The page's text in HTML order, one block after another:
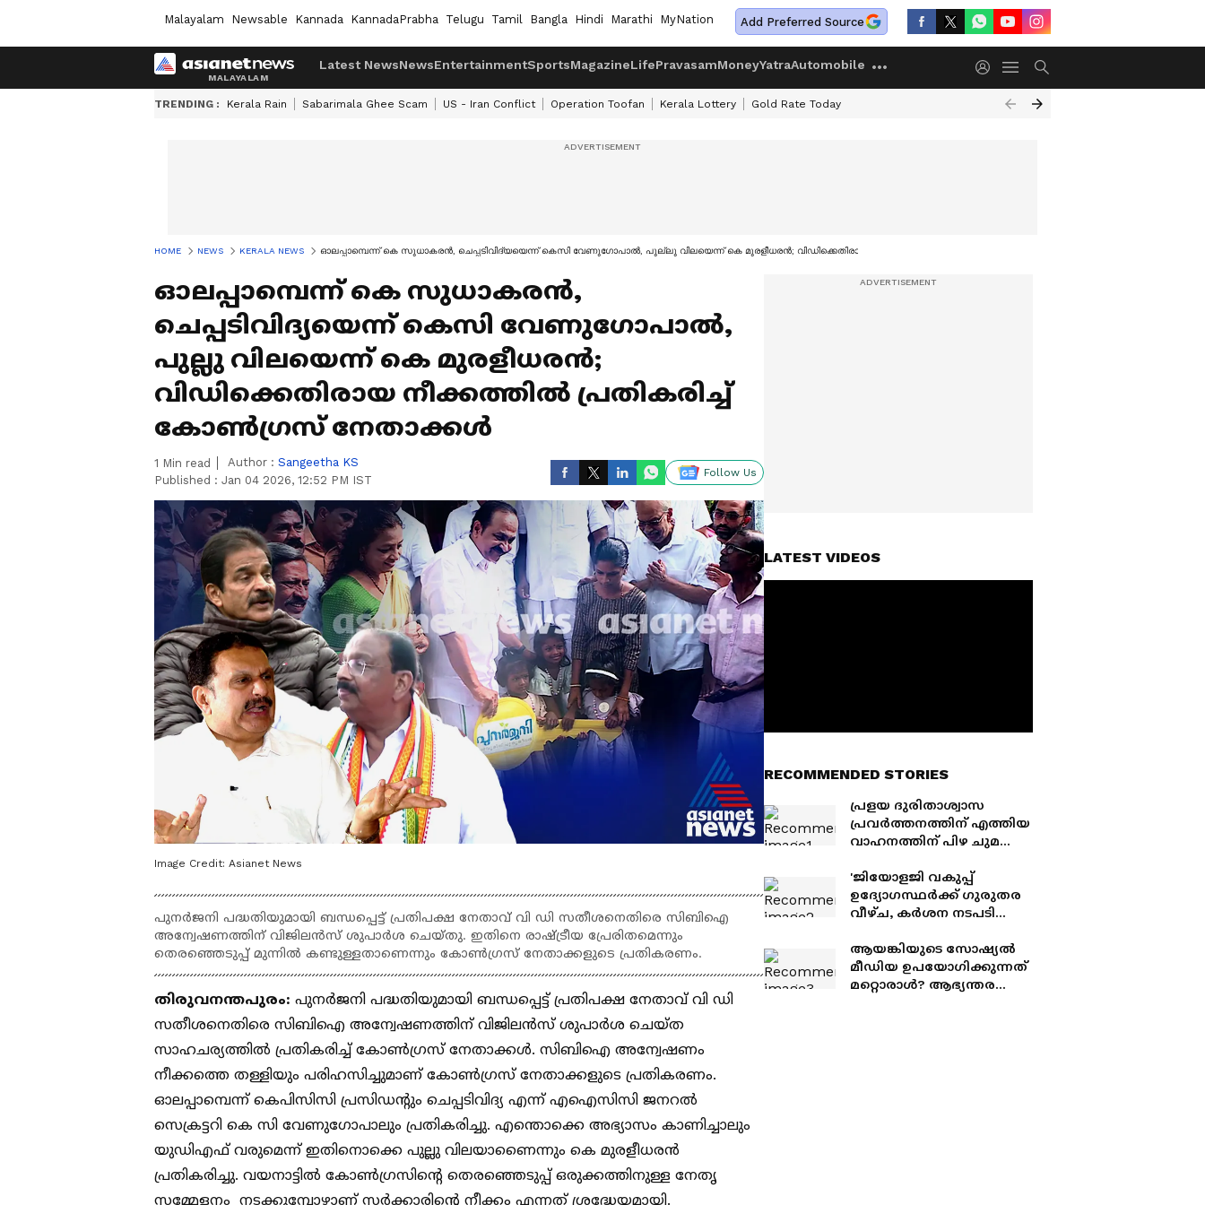
Malayalam Newsable Kannada KannadaPrabha Telugu Tamil Bangla Hindi Marathi MyNation Add Preferred Source
Latest NewsNewsEntertainmentSportsMagazineLifePravasamMoneyYatraAutomobile
TRENDING : Kerala Rain Sabarimala Ghee Scam US - Iran Conflict Operation Toofan Kerala Lottery Gold Rate Today
HOME NEWS KERALA NEWS ഓലപ്പാമ്പെന്ന് കെ സുധാകരൻ, ചെപ്പടിവിദ്യയെന്ന് കെസി വേണുഗോപാൽ, പുല്ലു വിലയെന്ന് കെ മുരളീധരൻ; വിഡിക്കെതിരായ നീക്കത്തിൽ പ്രതികരിച്ച് കോൺഗ്രസ് നേതാക്കൾ
ഓലപ്പാമ്പെന്ന് കെ സുധാകരൻ,
ചെപ്പടിവിദ്യയെന്ന് കെസി വേണുഗോപാൽ,
പുല്ലു വിലയെന്ന് കെ മുരളീധരൻ;
വിഡിക്കെതിരായ നീക്കത്തിൽ പ്രതികരിച്ച്
കോൺഗ്രസ് നേതാക്കൾ
1 Min read Author : Sangeetha KS
Published : Jan 04 2026, 12:52 PM IST
Follow Us
Image Credit: Asianet News
പുനർജനി പദ്ധതിയുമായി ബന്ധപ്പെട്ട് പ്രതിപക്ഷ നേതാവ് വി ഡി സതീശനെതിരെ സിബിഐ
അന്വേഷണത്തിന് വിജിലൻസ് ശുപാർശ ചെയ്തു. ഇതിനെ രാഷ്ട്രീയ പ്രേരിതമെന്നും
തെരഞ്ഞെടുപ്പ് മുന്നിൽ കണ്ടുള്ളതാണെന്നും കോൺഗ്രസ് നേതാക്കളുടെ പ്രതികരണം.
തിരുവനന്തപുരം: പുന‌‌‍‌‍ർജനി പദ്ധതിയുമായി ബന്ധപ്പെട്ട് പ്രതിപക്ഷ നേതാവ് വി ഡി
സതീശനെതിരെ സിബിഐ അന്വേഷണത്തിന് വിജിലൻസ് ശുപാർശ ചെയ്ത
സാഹചര്യത്തിൽ പ്രതികരിച്ച് കോൺഗ്രസ് നേതാക്കൾ. സിബിഐ അന്വേഷണം
നീക്കത്തെ തള്ളിയും പരിഹസിച്ചുമാണ് കോൺഗ്രസ് നേതാക്കളുടെ പ്രതികരണം.
ഓലപ്പാമ്പെന്ന് കെപിസിസി പ്രസിഡന്റും ചെപ്പടിവിദ്യ എന്ന് എഐസിസി ജനറൽ
സെക്രട്ടറി കെ സി വേണുഗോപാലും പ്രതികരിച്ചു. എന്തൊക്കെ അഭ്യാസം കാണിച്ചാലും
യുഡിഎഫ് വരുമെന്ന് ഇതിനൊക്കെ പുല്ലു വിലയാണെെന്നും കെ മുരളീധരൻ
പ്രതികരിച്ചു. വയനാട്ടിൽ കോൺഗ്രസിന്റെ തെരഞ്ഞെടുപ്പ് ഒരുക്കത്തിനുള്ള നേതൃ
സമ്മേളനം നടക്കുമ്പോഴാണ് സർക്കാരിന്റെ നീക്കം എന്നത് ശ്രദ്ധേയമായി.
LATEST VIDEOS
RECOMMENDED STORIES
പ്രളയ ദുരിതാശ്വാസ
പ്രവർത്തനത്തിന് എത്തിയ
വാഹനത്തിന് പിഴ ചുമത്തി;
സസ്പെൻഷൻ
'ജിയോളജി വകുപ്പ്
ഉദ്യോഗസ്ഥർക്ക് ഗുരുതര
വീഴ്ച, കർശന നടപടി
മണ്ണിടിച്ചിലിൽ മന്ത്രി
കുഞ്ഞാലിക്കുട്ടി
ആയങ്കിയുടെ സോഷ്യൽ
മീഡിയ ഉപയോഗിക്കുന്നത്
മറ്റൊരാൾ? ആഭ്യന്തര